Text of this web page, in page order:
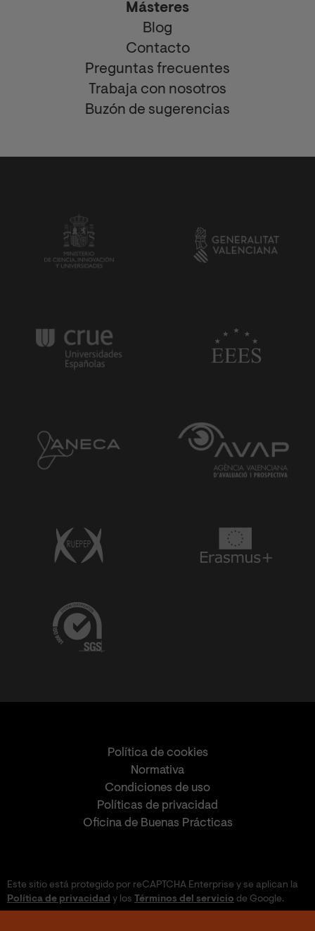
Másteres
Blog
Contacto
Preguntas frecuentes
Trabaja con nosotros
Buzón de sugerencias
Política de cookies
Normativa
Condiciones de uso
Políticas de privacidad
Oficina de Buenas Prácticas
Este sitio está protegido por reCAPTCHA Enterprise y se aplican la
Política de privacidad y los Términos del servicio de Google.